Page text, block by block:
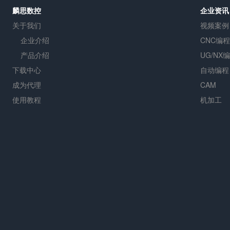
麟思数控
关于我们
企业介绍
产品介绍
下载中心
成为代理
使用教程
企业资讯
视频案例
CNC编程
UG/NX
自动编程
CAM
机加工